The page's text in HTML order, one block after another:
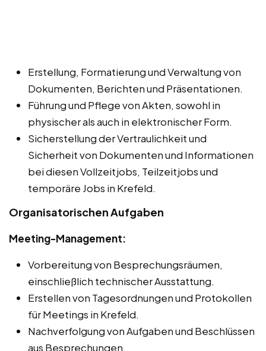
Erstellung, Formatierung und Verwaltung von
Dokumenten, Berichten und Präsentationen.
Führung und Pflege von Akten, sowohl in
physischer als auch in elektronischer Form.
Sicherstellung der Vertraulichkeit und
Sicherheit von Dokumenten und Informationen
bei diesen Vollzeitjobs, Teilzeitjobs und
temporäre Jobs in Krefeld.
Organisatorischen Aufgaben
Meeting-Management:
Vorbereitung von Besprechungsräumen,
einschließlich technischer Ausstattung.
Erstellen von Tagesordnungen und Protokollen
für Meetings in Krefeld.
Nachverfolgung von Aufgaben und Beschlüssen
aus Besprechungen.